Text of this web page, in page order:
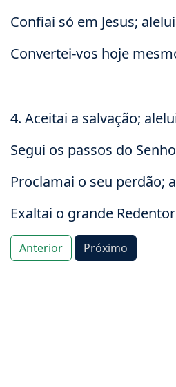
Confiai só em Jesus;
Convertei-vos hoje
4. Aceitai a salvação;
Segui os passos do
Proclamai o seu perdão;
Exaltai o grande
Anterior Próximo